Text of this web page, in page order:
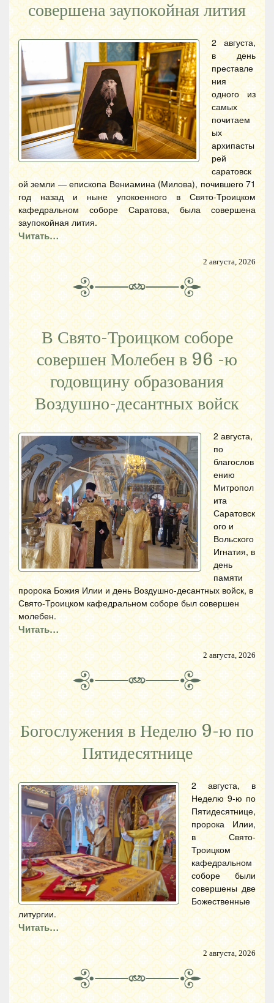
совершена заупокойная лития
2 августа,
в день
преставле
ния
одного из
самых
почитаем
ых
архипасты
рей
саратовск
ой земли — епископа Вениамина (Милова), почившего 71
год назад и ныне упокоенного в Свято-Троицком
кафедральном соборе Саратова, была совершена
заупокойная лития.
Читать…
2 августа, 2026
В Свято-Троицком соборе
совершен Молебен в 96 -ю
годовщину образования
Воздушно-десантных войск
2 августа,
по
благослов
ению
Митропол
ита
Саратовск
ого и
Вольского
Игнатия, в
день
памяти
пророка Божия Илии и день Воздушно-десантных войск, в
Свято-Троицком кафедральном соборе был совершен
молебен.
Читать…
2 августа, 2026
Богослужения в Неделю 9-ю по
Пятидесятнице
2 августа, в
Неделю 9-ю по
Пятидесятнице,
пророка Илии,
в Свято-
Троицком
кафедральном
соборе были
совершены две
Божественные
литургии.
Читать…
2 августа, 2026